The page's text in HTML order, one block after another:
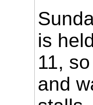
is
11,
and